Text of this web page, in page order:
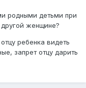
родными детьми при
женщине?
ребенка видеть
запрет отцу дарить